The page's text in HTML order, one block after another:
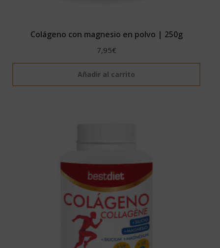
Colágeno con magnesio en polvo | 250g
7,95€
Añadir al carrito